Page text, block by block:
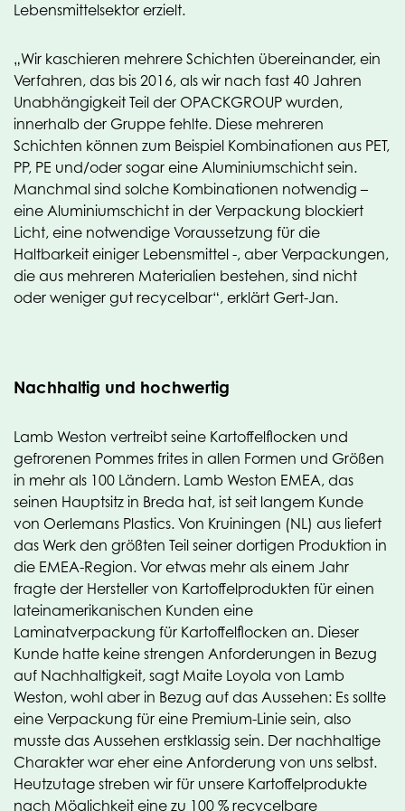
Lebensmittelsektor erzielt.
„Wir kaschieren mehrere Schichten übereinander, ein
Verfahren, das bis 2016, als wir nach fast 40 Jahren
Unabhängigkeit Teil der OPACKGROUP wurden,
innerhalb der Gruppe fehlte. Diese mehreren
Schichten können zum Beispiel Kombinationen aus PET,
PP, PE und/oder sogar eine Aluminiumschicht sein.
Manchmal sind solche Kombinationen notwendig –
eine Aluminiumschicht in der Verpackung blockiert
Licht, eine notwendige Voraussetzung für die
Haltbarkeit einiger Lebensmittel -, aber Verpackungen,
die aus mehreren Materialien bestehen, sind nicht
oder weniger gut recycelbar“, erklärt Gert-Jan.
Nachhaltig und hochwertig
Lamb Weston vertreibt seine Kartoffelflocken und
gefrorenen Pommes frites in allen Formen und Größen
in mehr als 100 Ländern. Lamb Weston EMEA, das
seinen Hauptsitz in Breda hat, ist seit langem Kunde
von Oerlemans Plastics. Von Kruiningen (NL) aus liefert
das Werk den größten Teil seiner dortigen Produktion in
die EMEA-Region. Vor etwas mehr als einem Jahr
fragte der Hersteller von Kartoffelprodukten für einen
lateinamerikanischen Kunden eine
Laminatverpackung für Kartoffelflocken an. Dieser
Kunde hatte keine strengen Anforderungen in Bezug
auf Nachhaltigkeit, sagt Maite Loyola von Lamb
Weston, wohl aber in Bezug auf das Aussehen: Es sollte
eine Verpackung für eine Premium-Linie sein, also
musste das Aussehen erstklassig sein. Der nachhaltige
Charakter war eher eine Anforderung von uns selbst.
Heutzutage streben wir für unsere Kartoffelprodukte
nach Möglichkeit eine zu 100 % recycelbare